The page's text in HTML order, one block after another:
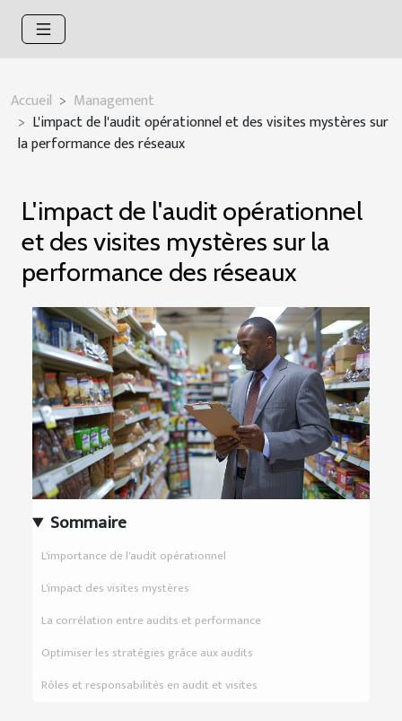
Accueil
Management
L'impact de l'audit opérationnel et des visites mystères sur
la performance des réseaux
L'impact de l'audit opérationnel
et des visites mystères sur la
performance des réseaux
Sommaire
L'importance de l'audit opérationnel
L'impact des visites mystères
La corrélation entre audits et performance
Optimiser les stratégies grâce aux audits
Rôles et responsabilités en audit et visites